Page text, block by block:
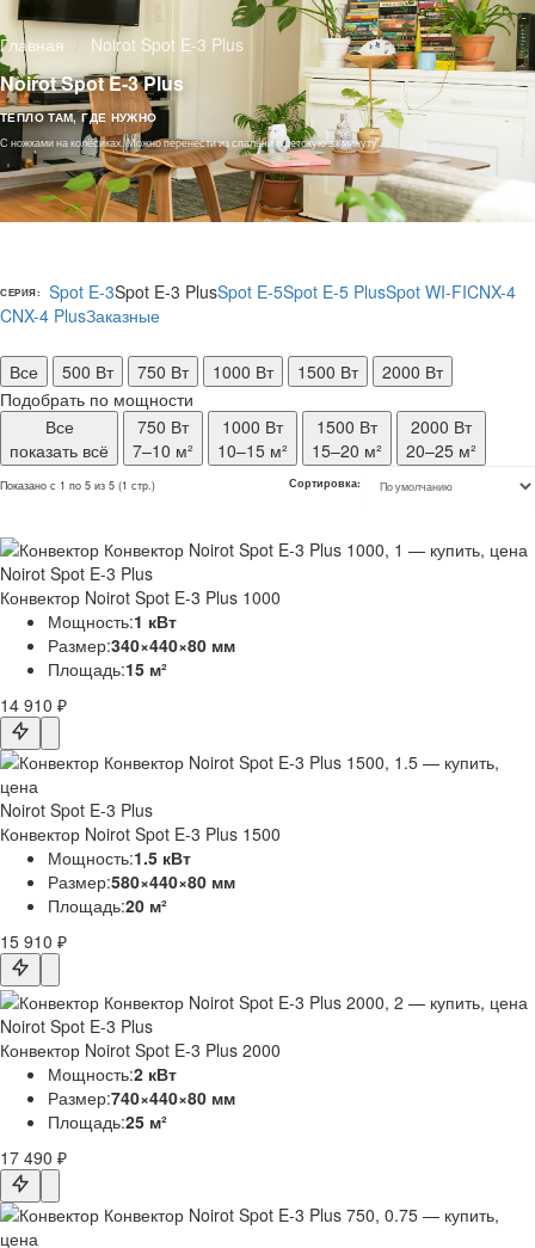
Главная Noirot Spot E-3 Plus
Noirot Spot E-3 Plus
ТЕПЛО ТАМ, ГДЕ НУЖНО
С ножками на колёсиках. Можно перенести из спальни в детскую за минуту.
СЕРИЯ: Spot E-3Spot E-3 PlusSpot E-5Spot E-5 PlusSpot WI-FICNX-4
CNX-4 PlusЗаказные
Все 500 Вт 750 Вт 1000 Вт 1500 Вт
2000 Вт
Подобрать по мощности
Все
показать всё
750 Вт
7–10 м²
1000 Вт
10–15 м²
1500 Вт
15–20 м²
2000 Вт
20–25 м²
Показано с 1 по 5 из 5 (1 стр.) Сортировка:
Noirot Spot E-3 Plus
Конвектор Noirot Spot E-3 Plus 1000
Мощность:1 кВт
Размер:340×440×80 мм
Площадь:15 м²
14 910 ₽
Noirot Spot E-3 Plus
Конвектор Noirot Spot E-3 Plus 1500
Мощность:1.5 кВт
Размер:580×440×80 мм
Площадь:20 м²
15 910 ₽
Noirot Spot E-3 Plus
Конвектор Noirot Spot E-3 Plus 2000
Мощность:2 кВт
Размер:740×440×80 мм
Площадь:25 м²
17 490 ₽